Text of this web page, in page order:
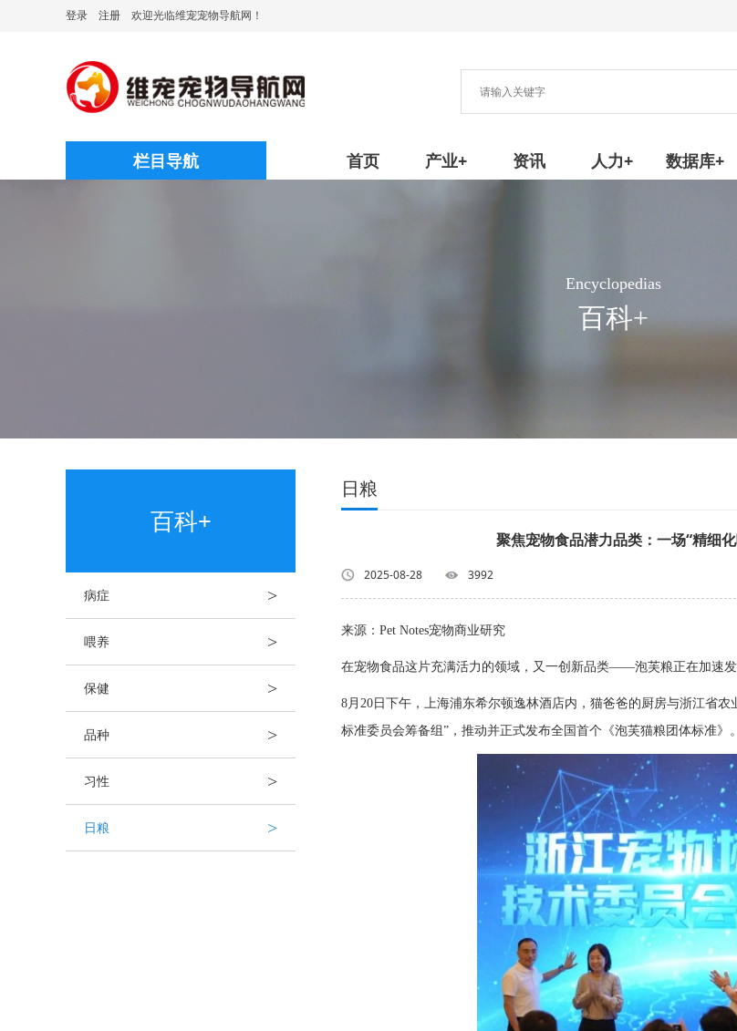
登录 注册 欢迎光临维宠宠物导航网！
栏目导航 首页 产业+ 资讯 人力+ 数据库+
Encyclopedias
百科+
百科+
病症 >
喂养 >
保健 >
品种 >
习性 >
日粮 >
日粮
聚焦宠物食品潜力品类：一场“精细
2025-08-28 3992
来源：Pet Notes宠物商业研究
在宠物食品这片充满活力的领域，又一创新品类——泡芙粮正在加速发
8月20日下午，上海浦东希尔顿逸林酒店内，猫爸爸的厨房与浙江省
标准委员会筹备组”，推动并正式发布全国首个《泡芙猫粮团体标准》。